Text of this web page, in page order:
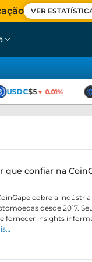
VER
$5▼ 0.01%
que confiar na
cobre a indústria
desde 2017.
fornecer insights